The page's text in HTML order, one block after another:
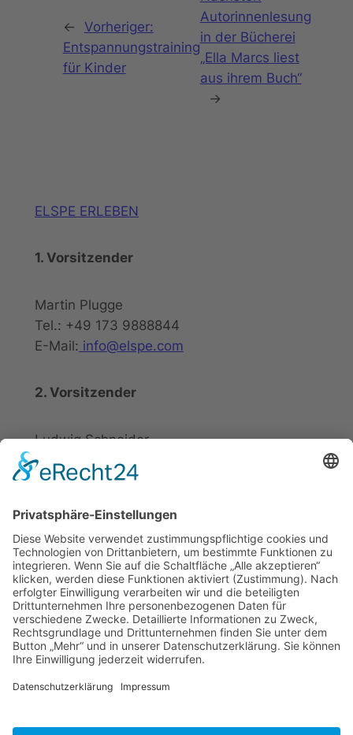
←
Vorheriger:
Entspannungstraining
für Kinder
Autorinnenlesung
in der Bücherei
„Ella Marcs liest
aus ihrem Buch“
→
ELSPE ERLEBEN
1. Vorsitzender
Martin Plugge
Tel.: +49 173 9888844
E-Mail: info@elspe.com
2. Vorsitzender
Ludwig Schneider
Tel.: +49 2721 20800
E-Mail:info@elspe.com
Kontakt
Arbeitsgemeinschaft für
örtliche Belange e. V.
ARGE Elspe
Quellengrund 6
Datenschutzerklärung
Impressum
Kontakt
Download